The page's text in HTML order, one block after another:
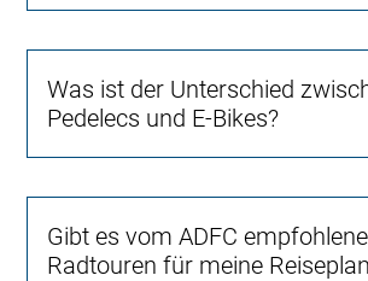
Was ist der Unterschied
Pedelecs und E-Bikes?
Gibt es vom ADFC empfohlene
Radtouren für meine